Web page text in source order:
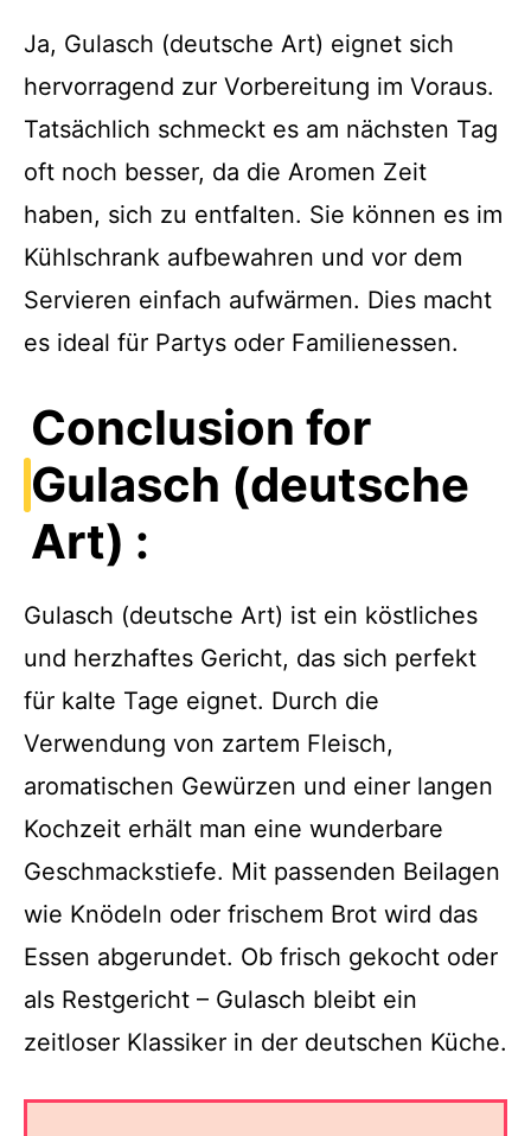
Ja, Gulasch (deutsche Art) eignet sich
hervorragend zur Vorbereitung im Voraus.
Tatsächlich schmeckt es am nächsten Tag
oft noch besser, da die Aromen Zeit
haben, sich zu entfalten. Sie können es im
Kühlschrank aufbewahren und vor dem
Servieren einfach aufwärmen. Dies macht
es ideal für Partys oder Familienessen.
Conclusion for
Gulasch (deutsche
Art) :
Gulasch (deutsche Art) ist ein köstliches
und herzhaftes Gericht, das sich perfekt
für kalte Tage eignet. Durch die
Verwendung von zartem Fleisch,
aromatischen Gewürzen und einer langen
Kochzeit erhält man eine wunderbare
Geschmackstiefe. Mit passenden Beilagen
wie Knödeln oder frischem Brot wird das
Essen abgerundet. Ob frisch gekocht oder
als Restgericht – Gulasch bleibt ein
zeitloser Klassiker in der deutschen Küche.